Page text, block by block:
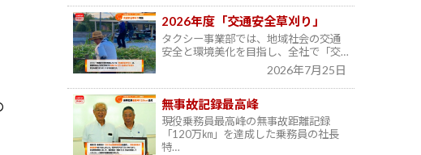
2026年度「交通安全草刈り」
タクシー事業部では、地域社会の交通
安全と環境美化を目指し、全社で「交…
2026年7月25日
無事故記録最高峰
現役乗務員最高峰の無事故距離記録
「120万㎞」を達成した乗務員の社長
特…